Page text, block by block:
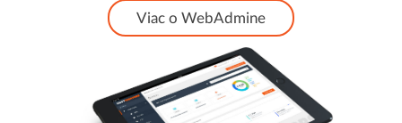
Viac o WebAdmine